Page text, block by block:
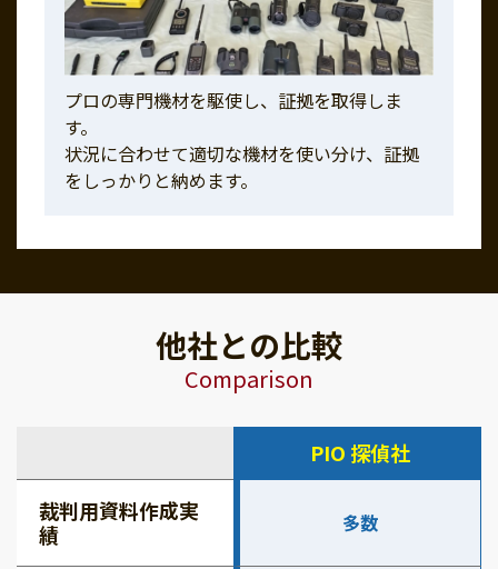
プロの専門機材を駆使し、証拠を取得しま
す。
状況に合わせて適切な機材を使い分け、証拠
をしっかりと納めます。
他社との比較
Comparison
PIO 探偵社
裁判用資料作成実
績
多数